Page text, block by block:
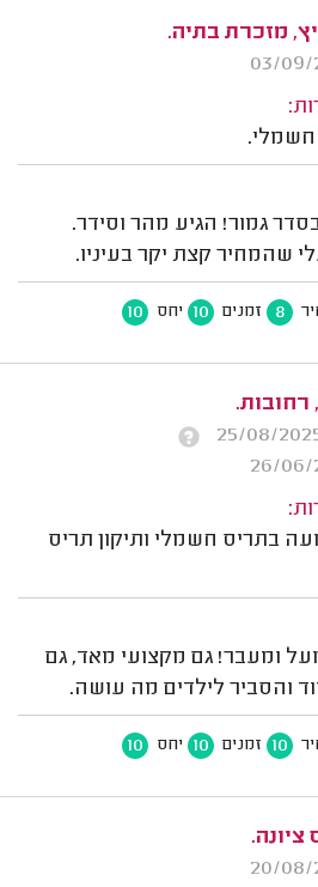
מזכרת בתיה.
חשמלי.
גמור! הגיע מהר וסידר.
שהמחיר קצת יקר בעיניו.
8 זמנים 10 יחס 10
בתריס חשמלי ותיקון תריס
ומעבר! גם מקצועי מאד, גם
והסביר לילדים מה עושה.
10 זמנים 10 יחס 10
ציונה.